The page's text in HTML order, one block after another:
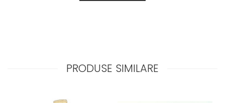
PRODUSE SIMILARE